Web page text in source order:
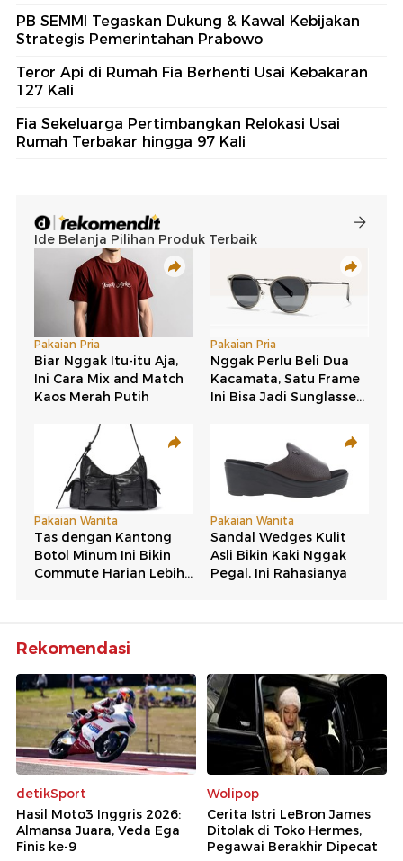
PB SEMMI Tegaskan Dukung & Kawal Kebijakan
Strategis Pemerintahan Prabowo
Teror Api di Rumah Fia Berhenti Usai Kebakaran
127 Kali
Fia Sekeluarga Pertimbangkan Relokasi Usai
Rumah Terbakar hingga 97 Kali
Rekomendasi
detikSport
Hasil Moto3 Inggris 2026:
Almansa Juara, Veda Ega
Finis ke-9
Wolipop
Cerita Istri LeBron James
Ditolak di Toko Hermes,
Pegawai Berakhir Dipecat